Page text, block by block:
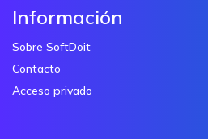
Información
Sobre SoftDoit
Contacto
Acceso privado